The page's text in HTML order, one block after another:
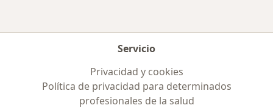
Servicio
Privacidad y cookies
Política de privacidad para determinados
profesionales de la salud